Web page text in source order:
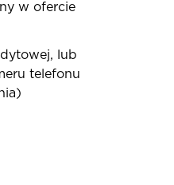
w ofercie
lub
telefonu